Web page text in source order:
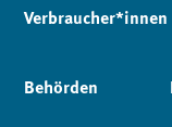
Verbraucher*innen
Behörden